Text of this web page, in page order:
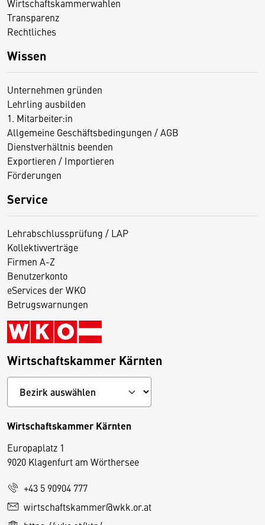
Wirtschaftskammerwahlen
Transparenz
Rechtliches
Wissen
Unternehmen gründen
Lehrling ausbilden
1. Mitarbeiter:in
Allgemeine Geschäftsbedingungen / AGB
Dienstverhältnis beenden
Exportieren / Importieren
Förderungen
Service
Lehrabschlussprüfung / LAP
Kollektivverträge
Firmen A-Z
Benutzerkonto
eServices der WKO
Betrugswarnungen
Wirtschaftskammer Kärnten
Wirtschaftskammer Kärnten
Europaplatz 1
9020 Klagenfurt am Wörthersee
+43 5 90904 777
wirtschaftskammer@wkk.or.at
D